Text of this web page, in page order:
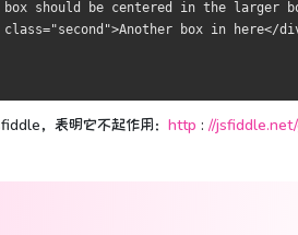
box should be centered in the larger
class="second">Another box in here</
，表明它不起作用： http : //